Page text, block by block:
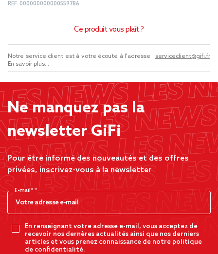
REF. 000000000000559786
Ce produit vous plaît ?
Notre service client est à votre écoute à l'adresse : serviceclient@gifi.fr
En savoir plus...
Ne manquez pas la
newsletter GiFi
Pour être informé des nouveautés et des offres
privées, inscrivez-vous à la newsletter
E-mail*
En renseignant votre adresse e-mail, vous acceptez de
recevoir nos dernères actualités ainsi que nos derniers
articles et vous prenez connaissance de notre politique
de confidentialité.